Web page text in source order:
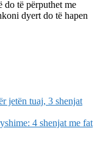
të përputhet me
dyert do të hapen
jetën tuaj, 3 shenjat
4 shenjat me fat